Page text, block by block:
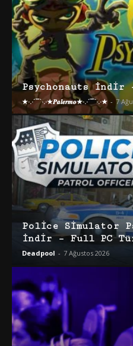
Psychonauts İndir
★·.·´¯`·.·★𝑷𝒂𝒍𝒆𝒓𝒎𝒐★·.·´¯`·.·★ - 7
Police Simulator
İndir – Full PC
Deadpool - 7 Ağustos 2026